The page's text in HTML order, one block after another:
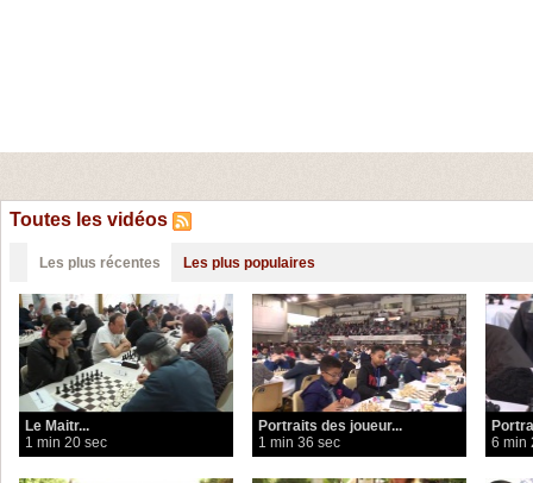
Toutes les vidéos
Les plus récentes Les plus populaires
Le Maitr...
1 min 20 sec
Portraits des joueur...
1 min 36 sec
6 min